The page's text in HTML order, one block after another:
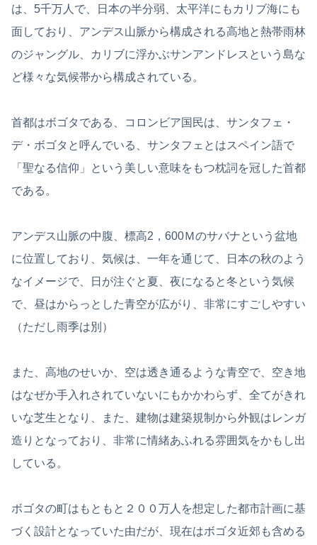
は、5千万人で、日本の半分弱、太平洋にもカリブ海にも
面しており、アンデス山脈から構成される高地と熱帯雨林
のジャングル、カリブに浮かぶサンアンドレスという島な
ど様々な気候帯から構成されている。
首都はボゴタである、コロンビア国民は、サンタフェ・
デ・ボゴタと呼んでいる、サンタフェとはスペイン語で
「聖なる信仰」という美しい意味をもつ枕詞を冠した首都
である。
アンデス山脈の中腹、標高2，600Ｍのサバナという盆地
に位置しており、気候は、一年を通じて、日本の秋のよう
なイメージで、日が注ぐと夏、夜になると冬という気候
で、昼はからっとした青空が広がり、非常にすごしやすい
（ただし雨季は別）
また、高地のせいか、空は透き通るような青空で、空き地
はなぜか手入れされていないにもかかわらず、全てがきれ
いな芝生となり、また、建物は建築規制から外観はレンガ
造りとなっており、非常に情緒あふれる雰囲気をかもし出
している。
ボゴタの町はもともと２００万人を想定した都市計画に基
づく設計となっていた由だが、現在はボゴタ近郊も含める